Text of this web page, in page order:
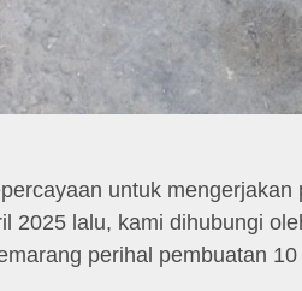
untuk mengerjakan
2025 lalu, kami dihubungi
perihal pembuatan